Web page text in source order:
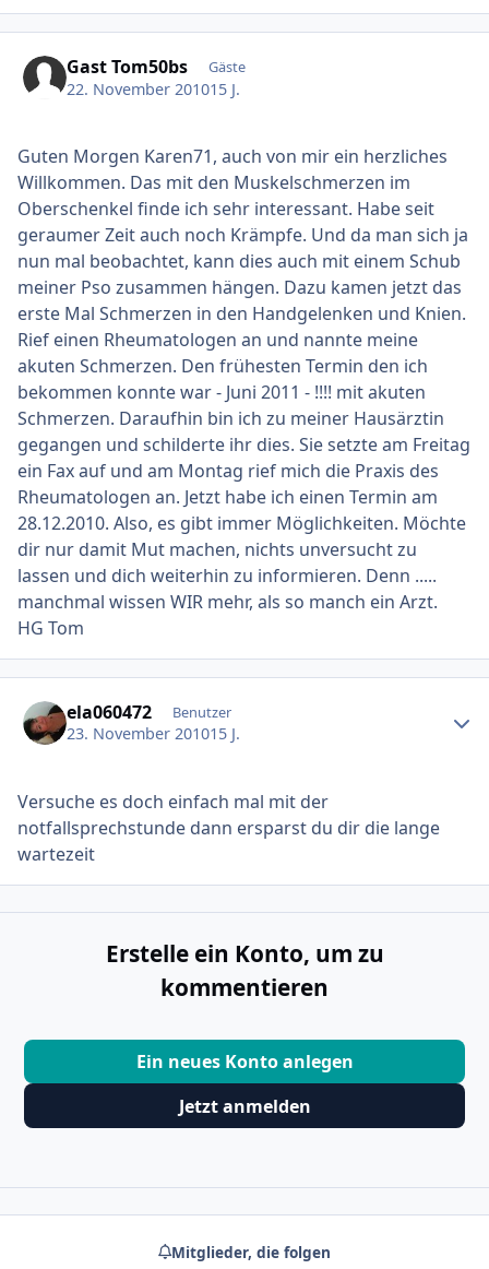
Gast Tom50bs Gäste
22. November 201015 J.
Guten Morgen Karen71, auch von mir ein herzliches
Willkommen. Das mit den Muskelschmerzen im
Oberschenkel finde ich sehr interessant. Habe seit
geraumer Zeit auch noch Krämpfe. Und da man sich ja
nun mal beobachtet, kann dies auch mit einem Schub
meiner Pso zusammen hängen. Dazu kamen jetzt das
erste Mal Schmerzen in den Handgelenken und Knien.
Rief einen Rheumatologen an und nannte meine
akuten Schmerzen. Den frühesten Termin den ich
bekommen konnte war - Juni 2011 - !!!! mit akuten
Schmerzen. Daraufhin bin ich zu meiner Hausärztin
gegangen und schilderte ihr dies. Sie setzte am Freitag
ein Fax auf und am Montag rief mich die Praxis des
Rheumatologen an. Jetzt habe ich einen Termin am
28.12.2010. Also, es gibt immer Möglichkeiten. Möchte
dir nur damit Mut machen, nichts unversucht zu
lassen und dich weiterhin zu informieren. Denn .....
manchmal wissen WIR mehr, als so manch ein Arzt.
HG Tom
ela060472 Benutzer
23. November 201015 J.
Versuche es doch einfach mal mit der
notfallsprechstunde dann ersparst du dir die lange
wartezeit
Erstelle ein Konto, um zu
kommentieren
Ein neues Konto anlegen
Jetzt anmelden
Mitglieder, die folgen